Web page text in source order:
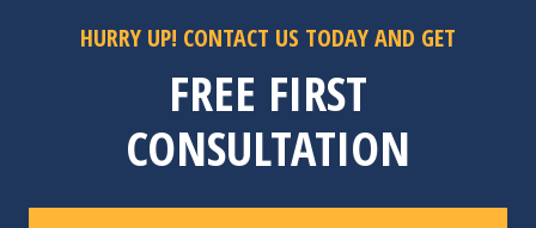
HURRY UP! CONTACT US TODAY AND GET
FREE FIRST
CONSULTATION